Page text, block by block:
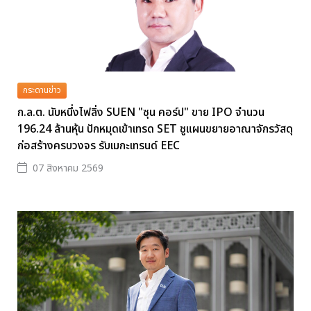
กระดานข่าว
ก.ล.ต. นับหนึ่งไฟลิ่ง SUEN "ซุน คอร์ป" ขาย IPO จำนวน
196.24 ล้านหุ้น ปักหมุดเข้าเทรด SET ชูแผนขยายอาณาจักรวัสดุ
ก่อสร้างครบวงจร รับเมกะเทรนด์ EEC
07 สิงหาคม 2569